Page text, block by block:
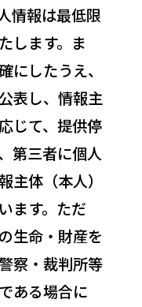
情報は最低限
します。ま
にしたうえ、
表し、情報主
じて、提供停
第三者に個人
主体（本人）
ます。ただ
生命・財産を
察・裁判所等
ある場合に